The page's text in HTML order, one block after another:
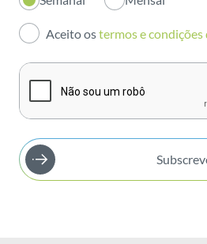
Investidores
Publicações
Aceito ostermos e condições